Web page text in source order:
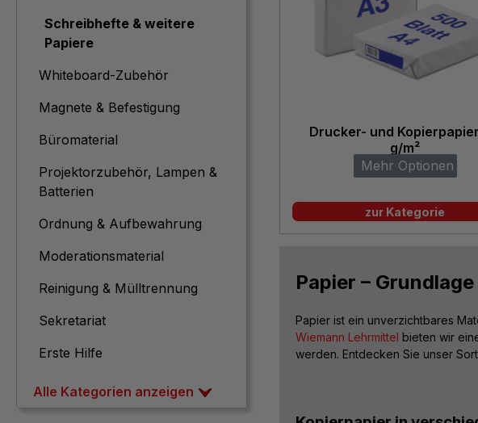
Schreibhefte & weitere
Papiere
Whiteboard-Zubehör
Magnete & Befestigung
Büromaterial
Projektorzubehör, Lampen &
Batterien
Ordnung & Aufbewahrung
Moderationsmaterial
Reinigung & Mülltrennung
Sekretariat
Erste Hilfe
Alle Kategorien anzeigen
Drucker- und
g/m²
Mehr Optionen
zur Kategorie
Papier –
Papier ist ein unverzichtbares
Wiemann Lehrmittel bieten wir
werden. Entdecken Sie unser